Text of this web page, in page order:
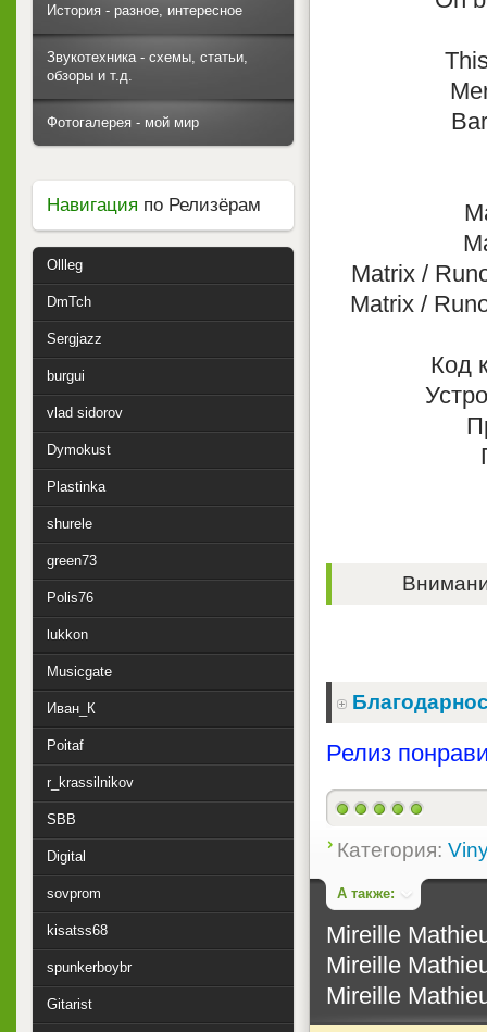
Matrix /
Matrix /
Код
Релиз
Категория:
А также:
Mireille
Mireille
Mireille
История - разное, интересное
Звукотехника - схемы, статьи,
обзоры и т.д.
Фотогалерея - мой мир
Навигация по Релизёрам
Ollleg
DmTch
Sergjazz
burgui
vlad sidorov
Dymokust
Plastinka
shurele
green73
Polis76
lukkon
Musicgate
Иван_К
Poitaf
r_krassilnikov
SBB
Digital
sovprom
kisatss68
spunkerboybr
Gitarist